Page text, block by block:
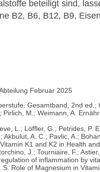
beteiligt sind,
B2, B6, B12, B9,
Februar 2025
Gesamtband, 2nd ed.;
Pirlich, M.; Weimann, A.
L.; Löffler, G.; Petrides,
Akbulut, A. C.; Pavlic, A.;
K1 and K2 in Health
J.; Tourniaire, F.;
of inflammation by
Role of Magnesium in